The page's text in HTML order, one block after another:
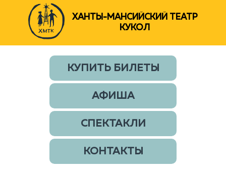
ХАНТЫ-МАНСИЙСКИЙ ТЕАТР
КУКОЛ
КУПИТЬ БИЛЕТЫ
АФИША
СПЕКТАКЛИ
КОНТАКТЫ